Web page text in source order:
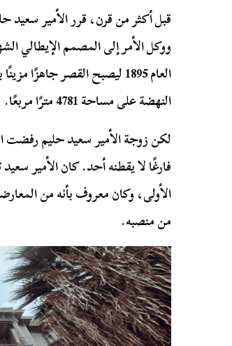
قبل أكثر من قرن، قرر الأمير
العام 1895 ليصبح القصر
النهضة على مساحة 4781 مترًا مربعًا.
لكن زوجة الأمير سعيد حليم
الأولى، وكان معروف بأنه من
من منصبه.